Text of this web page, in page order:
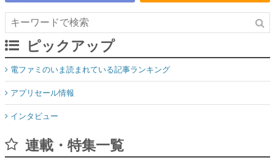
ピックアップ
電ファミのいま読まれている記事ランキング
アプリセール情報
インタビュー
連載・特集一覧